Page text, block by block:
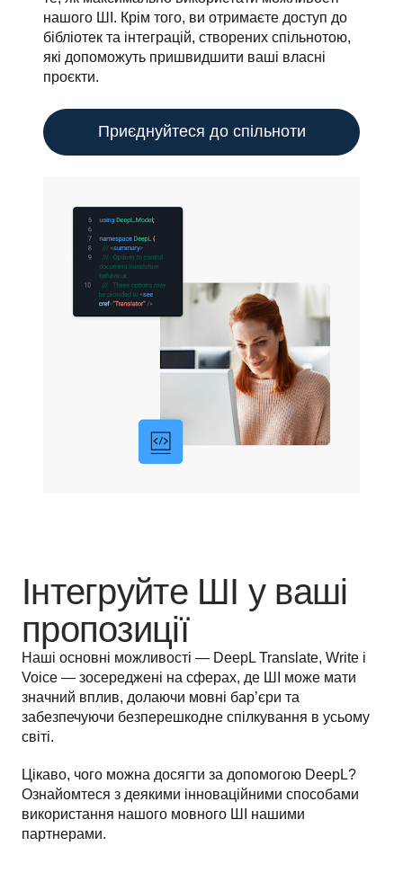
нашого ШІ. Крім того, ви отримаєте доступ до
бібліотек та інтеграцій, створених спільнотою,
які допоможуть пришвидшити ваші власні
проєкти.
Приєднуйтеся до спільноти
Інтегруйте ШІ у ваші
пропозиції
Наші основні можливості — DeepL Translate, Write і
Voice — зосереджені на сферах, де ШІ може мати
значний вплив, долаючи мовні бар’єри та
забезпечуючи безперешкодне спілкування в усьому
світі.
Цікаво, чого можна досягти за допомогою DeepL?
Ознайомтеся з деякими інноваційними способами
використання нашого мовного ШІ нашими
партнерами.